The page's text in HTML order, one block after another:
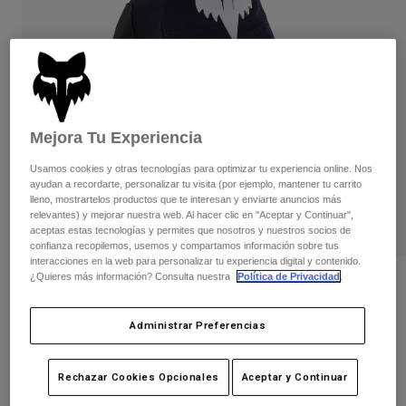
Pantalones largos
Pantalones cortos
Chaquetas y chalecos
Guantes
Protecciones
Gafas de protección
Calcetines
Accesorios
Recambios
Pantalones
Guantes
Gafas de protección
Calcetines
Mochilas y accesorios
Recambios
Ver todo
Mujer
Camisetas y tops
Sudaderas
Chaquetas
Pantalones
Camisas
Ver todo
Niños
Calcetines
Ver todo
Moto
Cascos
Camisetas
Pantalones
Guantes
Opiniones
Guante Dirtpaw - CE
N.º de artículo31326-001-S
44,99 €
Mejora Tu Experiencia
Usamos cookies y otras tecnologías para optimizar tu experiencia online. Nos
ayudan a recordarte, personalizar tu visita (por ejemplo, mantener tu carrito
lleno, mostrartelos productos que te interesan y enviarte anuncios más
relevantes) y mejorar nuestra web. Al hacer clic en "Aceptar y Continuar",
aceptas estas tecnologías y permites que nosotros y nuestros socios de
confianza recopilemos, usemos y compartamos información sobre tus
interacciones en la web para personalizar tu experiencia digital y contenido.
¿Quieres más información? Consulta nuestra
Política de Privacidad
Administrar Preferencias
Rechazar Cookies Opcionales Aceptar y Continuar